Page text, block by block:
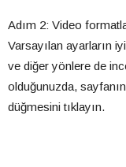
Adım 2: Video
Varsayılan ayarların
ve diğer yönlere de
olduğunuzda,
düğmesini tıklayın.